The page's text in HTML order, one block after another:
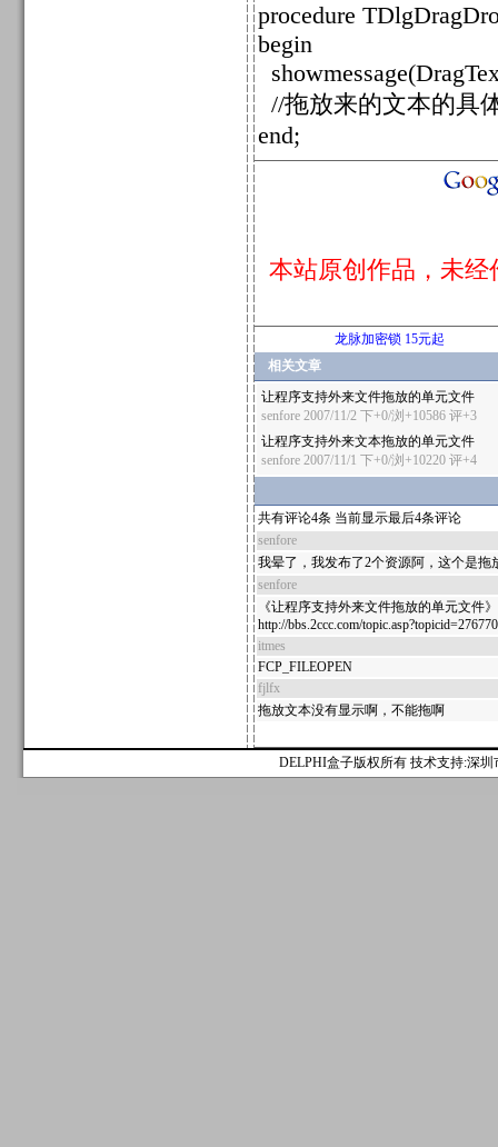
procedure
begin
//拖放来的文本的具
end;
本站原创作品，未
龙脉加密锁 15元起
相关文章
让程序支持外来文件拖放的单元文件
senfore 2007/11/2 下+0/浏+10586 评+3
让程序支持外来文本拖放的单元文件
senfore 2007/11/1 下+0/浏+10220 评+4
共有评论4条 当前显示最后4条评论
senfore
我晕了，我发布了2个资源阿，这个是
senfore
《让程序支持外来文件拖放的单元文件
http://bbs.2ccc.com/topic.asp?topicid=276770
itmes
FCP_FILEOPEN
fjlfx
拖放文本没有显示啊，不能拖啊
DELPHI盒子版权所有 技术支持:深